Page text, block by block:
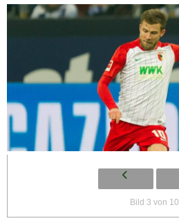
Bild 3 von 10